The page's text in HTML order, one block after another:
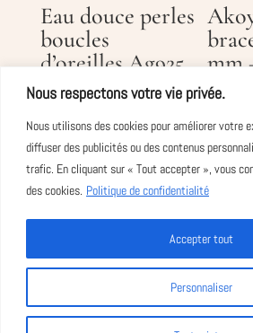
Nous respectons votre vie privée.
Nous utilisons des cookies pour améliorer votre
diffuser des publicités ou des contenus
trafic. En cliquant sur « Tout accepter », vous
des cookies. Politique de confidentialité
Personnaliser
Accepter tout
Eau douce perles
boucles
d’oreilles Ag925
– 8,5x9mm
CHF 190.00
(Prix public
conseillé)
mm
fumé